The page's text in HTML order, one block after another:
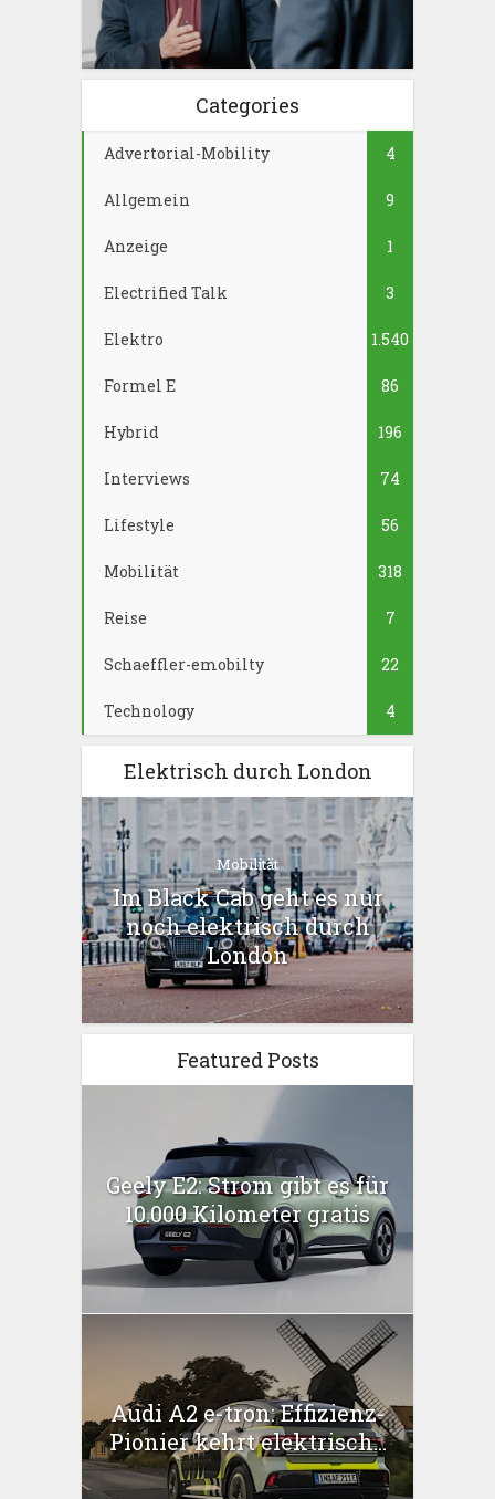
Categories
Advertorial-Mobility 4
Allgemein 9
Anzeige 1
Electrified Talk 3
Elektro 1.540
Formel E 86
Hybrid 196
Interviews 74
Lifestyle 56
Mobilität 318
Reise 7
Schaeffler-emobilty 22
Technology 4
Elektrisch durch London
Mobilität
Im Black Cab geht es nur
noch elektrisch durch
London
Featured Posts
Geely E2: Strom gibt es für
10.000 Kilometer gratis
Audi A2 e-tron: Effizienz-
Pionier kehrt elektrisch...